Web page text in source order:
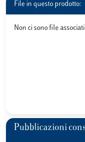
File in questo prodotto:
Non ci sono file
Pubblicazioni